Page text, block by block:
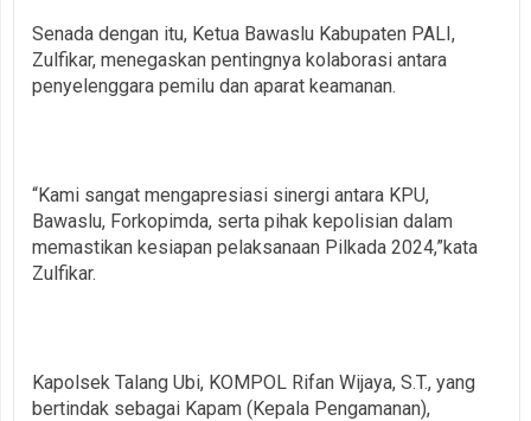
Senada dengan itu, Ketua Bawaslu Kabupaten PALI,
Zulfikar, menegaskan pentingnya kolaborasi antara
penyelenggara pemilu dan aparat keamanan.
“Kami sangat mengapresiasi sinergi antara KPU,
Bawaslu, Forkopimda, serta pihak kepolisian dalam
memastikan kesiapan pelaksanaan Pilkada 2024,”kata
Zulfikar.
Kapolsek Talang Ubi, KOMPOL Rifan Wijaya, S.T., yang
bertindak sebagai Kapam (Kepala Pengamanan),